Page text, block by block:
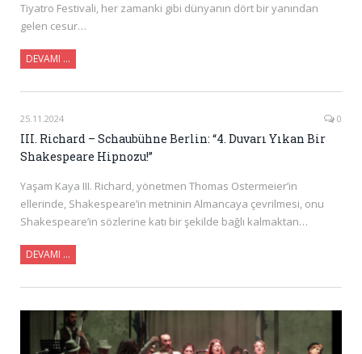
Tiyatro Festivali, her zamanki gibi dünyanın dört bir yanından
gelen cesur…
DEVAMI …
25.11.2024 0
III. Richard – Schaubühne Berlin: “4. Duvarı Yıkan Bir
Shakespeare Hipnozu!”
Yaşam Kaya III. Richard, yönetmen Thomas Ostermeier’in
ellerinde, Shakespeare’in metninin Almancaya çevrilmesi, onu
Shakespeare’in sözlerine katı bir şekilde bağlı kalmaktan…
DEVAMI …